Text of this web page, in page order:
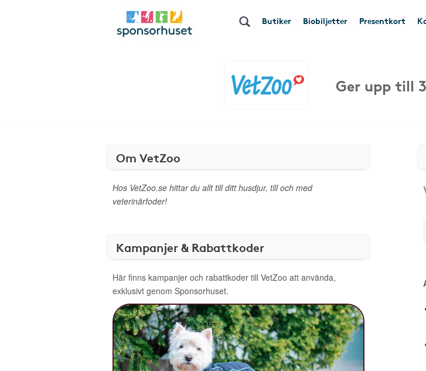
Butiker Biobiljetter Presentkort
Ger upp till
Om VetZoo
Hos VetZoo.se hittar du allt till ditt husdjur, till och med
veterinärfoder!
Kampanjer & Rabattkoder
Här finns kampanjer och rabattkoder till VetZoo att använda,
exklusivt genom Sponsorhuset.